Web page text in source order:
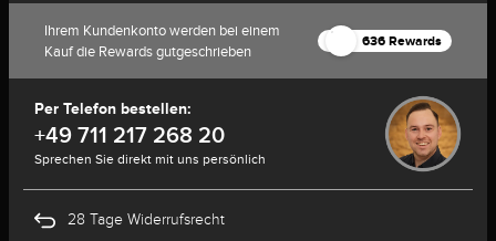
Ihrem Kundenkonto werden bei einem
Kauf die Rewards gutgeschrieben
636 Rewards
Per Telefon bestellen:
+49 711 217 268 20
Sprechen Sie direkt mit uns persönlich
28 Tage Widerrufsrecht